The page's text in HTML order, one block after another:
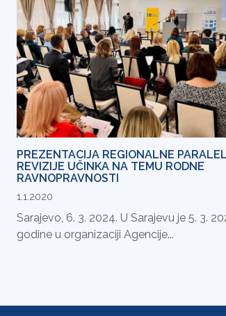
PREZENTACIJA REGIONALNE
REVIZIJE UČINKA NA TEMU RODNE
RAVNOPRAVNOSTI
1.1.2020
Sarajevo, 6. 3. 2024. U Sarajevu je 5. 3.
godine u organizaciji Agencije...